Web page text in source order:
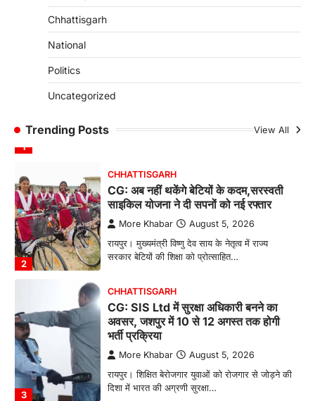
Chhattisgarh
National
Politics
Uncategorized
Trending Posts View All
रायपुर। हर नवजात को जीवन की स्वस्थ और सुरक्षित
1
BIG NEWS
स्थापित होंगे 1460 गौधाम
रायपुर। राज्य में घुमंतू और बेसहारा पशुओं को सुरक्षित
2
CHHATTISGARH
CG: अब नहीं थकेंगे बेटियों के कदम,सरस्वती
साइकिल योजना ने दी सपनों को नई रफ्तार
More Khabar August 5, 2026
रायपुर। मुख्यमंत्री विष्णु देव साय के नेतृत्व में राज्य
सरकार बेटियों की शिक्षा को प्रोत्साहित…
3
CHHATTISGARH
CG: SIS Ltd में सुरक्षा अधिकारी बनने का
अवसर, जशपुर में 10 से 12 अगस्त तक होगी
भर्ती प्रक्रिया
More Khabar August 5, 2026
रायपुर। शिक्षित बेरोजगार युवाओं को रोजगार से जोड़ने की
दिशा में भारत की अग्रणी सुरक्षा…